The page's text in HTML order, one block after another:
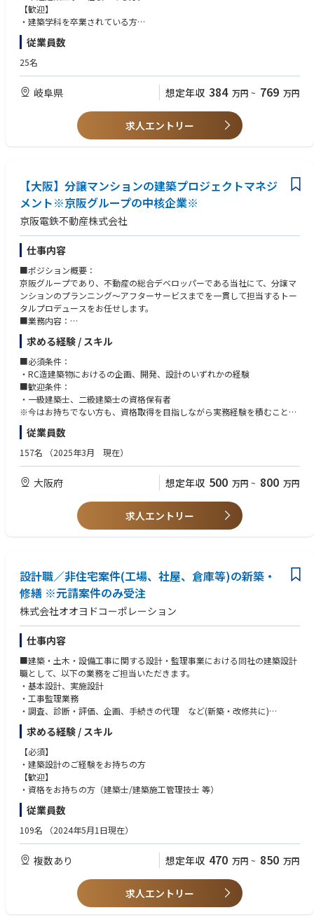
【歓迎】
・建築学科を卒業されている方
・施工管理技士補まで持っている方
・施工管理技士、建築士資格を保有している方
従業員数
25名
岐阜県 想定年収 384 万円 ~ 769 万円
求人エントリー
【大阪】分譲マンションの建築プロジェクトマネジ
メント※京阪グループの中核企業※
京阪電鉄不動産株式会社
仕事内容
■ポジション概要：
京阪グループであり、不動産の総合デベロッパーである当社にて、分譲マ
ンションのプランニング～アフターサービスまでを一貫して担当するトー
タルプロデュースをお任せします。
■業務内容：
・建築企画（建物基本計画／コンセプト策定、市場調査／商品企画など）
・品質監理（図面チェック／工程管理／品質向上のための監理業務など）
・販売準備（モデルルーム設営、広告物チェック、内覧会開催など）
・建築に関する予算管理
※入社後は、1人3件程度の案件をお任せする予定です。
※将来的にはリーダーやマネージャーとしての活躍を期待しています。
■組織構成：
（30代～40代）が在籍し、設計事務所、ゼネコン設計部出身者メインで構
成されています。
・経験豊富な先輩社員のOJTを中心に業務を覚えます。一級建築士が4名在
籍し、個人よりもチーム重視の組織です。
求める経験 / スキル
■必須条件：
・RC造建築物におけるの企画、開発、設計のいずれかの経験
■歓迎条件：
・一級建築士、二級建築士の資格保有者
※今はお持ちでない方も、資格取得を目指しながら実務経験を積むことが
できます。
従業員数
157名 （2025年3月 現在）
大阪府 想定年収 500 万円 ~ 800 万円
求人エントリー
設計職／非住宅案件(工場、社屋、倉庫等)の新築・
修繕 ※元請案件のみ受注
株式会社オオヨドコーポレーション
仕事内容
■建築・土木・設備工事に関する設計・監理事業における同社の建築設計
職として、以下の業務をご担当いただきます。
・基本設計、実施設計
・工事監理業務
・調査、診断・評価、企画、手続きの代理 など(新築・改修共に)
※案件により、営業担当、工務担当と共にクライアントとの折衝に臨んで
頂く場合があります。
【物件について】
・巨大プラント工場や倉庫を中心に会社社屋や商業ビルの新築や改修工
事、
す。
大きな企業や学校法人との取り引きを主に行っており、工事部隊は
クライアントの事業所内に作業事務所を構えて工事に臨むことが多くな
https://oyodo-co.jp/results/
【主なお得意様先】
求める経験 / スキル
【必須】
・建築設計のご経験をお持ちの方
【歓迎】
・資格をお持ちの方（建築士/建築施工管理技士 等）
従業員数
109名 （2024年5月1日現在）
複数あり 想定年収 470 万円 ~ 850 万円
求人エントリー